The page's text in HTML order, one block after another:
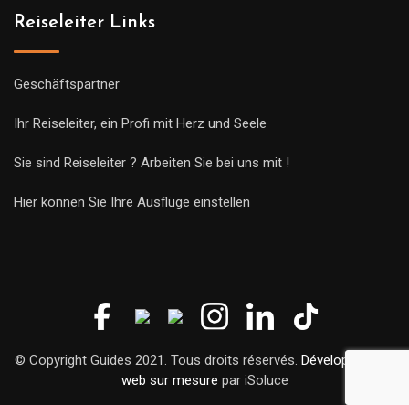
Reiseleiter Links
Geschäftspartner
Ihr Reiseleiter, ein Profi mit Herz und Seele
Sie sind Reiseleiter ? Arbeiten Sie bei uns mit !
Hier können Sie Ihre Ausflüge einstellen
© Copyright Guides 2021. Tous droits réservés. Développement
web sur mesure par iSoluce